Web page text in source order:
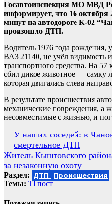
Госавтоинспекция МО МВД
информирует, что 16 октября
минут на автодороге К-02
произошло ДТП.
Водитель 1976 года рождения,
ВАЗ 21140, не учёл видимость
транспортного средства. На 57
сбил дикое животное — самку
которая двигалась слева
В результате происшествия
механические повреждения, а
несовместимые с жизнью, и
Навигация
по
записям
У наших соседей: в
смертельное ДТП
Житель Кыштовского
за незаконную охоту
Раздел: ДТП Происшествия
Темы: ТГпост